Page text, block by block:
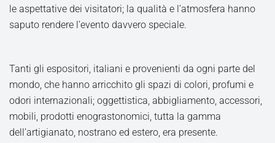
le aspettative dei visitatori; la qualità e l’atmosfera hanno
saputo rendere l’evento davvero speciale.
Tanti gli espositori, italiani e provenienti da ogni parte del
mondo, che hanno arricchito gli spazi di colori, profumi e
odori internazionali; oggettistica, abbigliamento, accessori,
mobili, prodotti enograstonomici, tutta la gamma
dell’artigianato, nostrano ed estero, era presente.